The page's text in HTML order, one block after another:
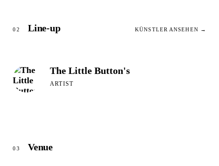
02 Line-up KÜNSTLER ANSEHEN →
The Little Button's
ARTIST
03 Venue